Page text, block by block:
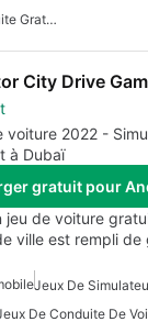
Jeux De Simulateur De Conduite Gratuits
City Drive
voiture 2022 -
à Dubaï
gratuit pour
jeu de voiture
ville est rempli de